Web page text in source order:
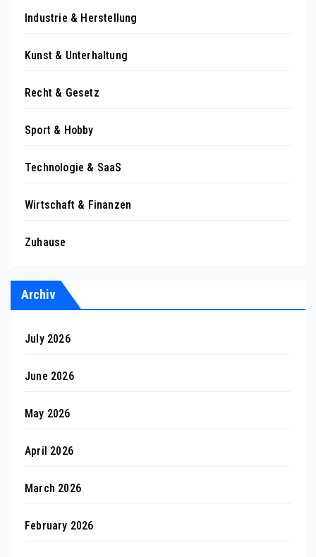
Industrie & Herstellung
Kunst & Unterhaltung
Recht & Gesetz
Sport & Hobby
Technologie & SaaS
Wirtschaft & Finanzen
Zuhause
Archiv
July 2026
June 2026
May 2026
April 2026
March 2026
February 2026